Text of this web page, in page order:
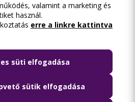
a Szabadság
valamint a marketing és
használ.
erre a linkre kattintva
süti elfogadása
sütik elfogadása